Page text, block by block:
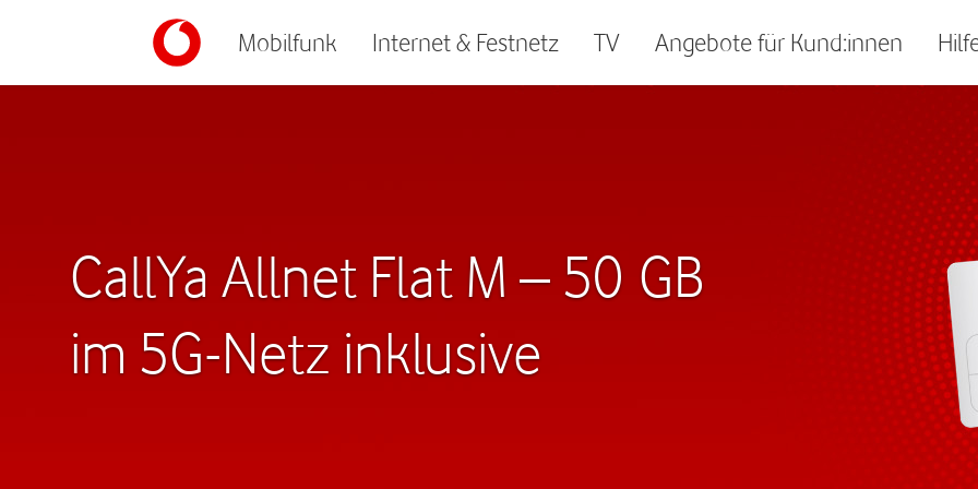
Mobilfunk Internet & Festnetz TV Angebote für Kund:innen
CallYa Allnet Flat M – 50 GB
im 5G-Netz inklusive